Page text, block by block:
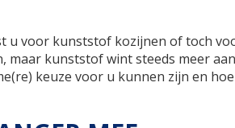
u voor kunststof kozijnen of toch
maar kunststof wint steeds meer aan
keuze voor u kunnen zijn en